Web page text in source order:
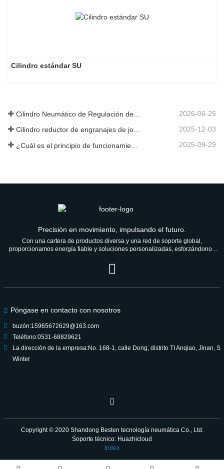
Cilindro estándar SU
2026-06-25
Cilindro reductor de engranajes de joroba de nueva generación 2025-12-03
2025-09-29
Precisión en movimiento, impulsando el futuro.
Con una cartera de productos diversa y una red de soporte global,
proporcionamos energía fiable y soluciones personalizadas, esforzándonos
Póngase en contacto con nosotros
buzón:15965672629@163.com
Teléfono:0531-68829621
La dirección de la empresa:No. 168-1, calle Dong, distrito TI Anqiao, Jinan, S
Winter
Copyright © 2020 Shandong Besten tecnología neumática Co., Ltd.
Soporte técnico: Huazhicloud
Index